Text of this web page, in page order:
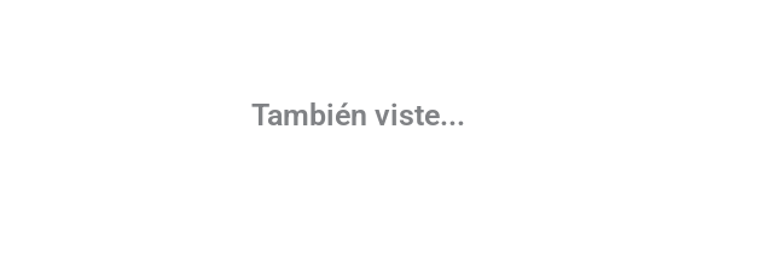
También viste...